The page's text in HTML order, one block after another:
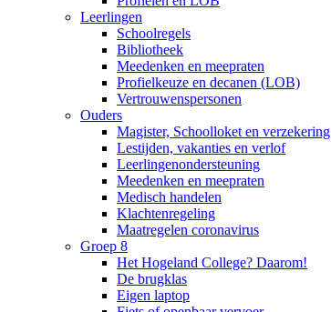
Leerlingen
Schoolregels
Bibliotheek
Meedenken en meepraten
Profielkeuze en decanen (LOB)
Vertrouwenspersonen
Ouders
Magister, Schoolloket en verzekering
Lestijden, vakanties en verlof
Leerlingenondersteuning
Meedenken en meepraten
Medisch handelen
Klachtenregeling
Maatregelen coronavirus
Groep 8
Het Hogeland College? Daarom!
De brugklas
Eigen laptop